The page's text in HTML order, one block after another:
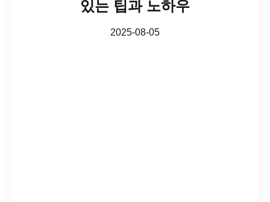
있는 팁과 노하우
2025-08-05